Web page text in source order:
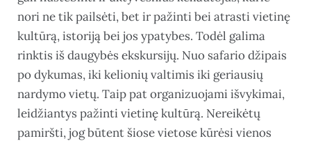
nori ne tik pailsėti, bet ir pažinti bei atrasti vietinę
kultūrą, istoriją bei jos ypatybes. Todėl galima
rinktis iš daugybės ekskursijų. Nuo safario džipais
po dykumas, iki kelionių valtimis iki geriausių
nardymo vietų. Taip pat organizuojami išvykimai,
leidžiantys pažinti vietinę kultūrą. Nereikėtų
pamiršti, jog būtent šiose vietose kūrėsi vienos